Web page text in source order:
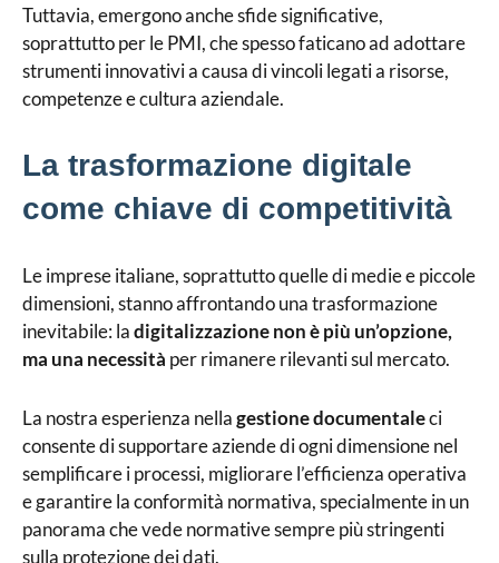
Tuttavia, emergono anche sfide significative,
soprattutto per le PMI, che spesso faticano ad adottare
strumenti innovativi a causa di vincoli legati a risorse,
competenze e cultura aziendale.
La trasformazione digitale
come chiave di competitività
Le imprese italiane, soprattutto quelle di medie e piccole
dimensioni, stanno affrontando una trasformazione
inevitabile: ladigitalizzazione non è più un’opzione,
ma una necessità per rimanere rilevanti sul mercato.
La nostra esperienza nellagestione documentaleci
consente di supportare aziende di ogni dimensione nel
semplificare i processi, migliorare l’efficienza operativa
e garantire la conformità normativa, specialmente in un
panorama che vede normative sempre più stringenti
sulla protezione dei dati.